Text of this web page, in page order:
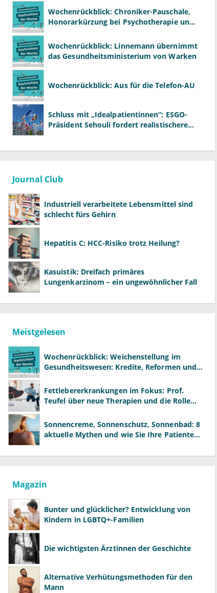
Wochenrückblick: Chroniker-Pauschale,
Honorarkürzung bei Psychotherapie und
Wochenrückblick: Linnemann übernimmt
das Gesundheitsministerium von Warken
Wochenrückblick: Aus für die Telefon-AU
Schluss mit „Idealpatientinnen“: ESGO-
Präsident Sehouli fordert realistischere
Journal Club
Industriell verarbeitete Lebensmittel sind
schlecht fürs Gehirn
Hepatitis C: HCC-Risiko trotz Heilung?
Kasuistik: Dreifach primäres
Lungenkarzinom – ein ungewöhnlicher Fall
Meistgelesen
Wochenrückblick: Weichenstellung im
Gesundheitswesen: Kredite, Reformen und
Fettlebererkrankungen im Fokus: Prof.
Teufel über neue Therapien und die Rolle
Sonnencreme, Sonnenschutz, Sonnenbad: 8
aktuelle Mythen und wie Sie Ihre Patienten
Magazin
Bunter und glücklicher? Entwicklung von
Kindern in LGBTQ+-Familien
Die wichtigsten Ärztinnen der Geschichte
Alternative Verhütungsmethoden für den
Mann